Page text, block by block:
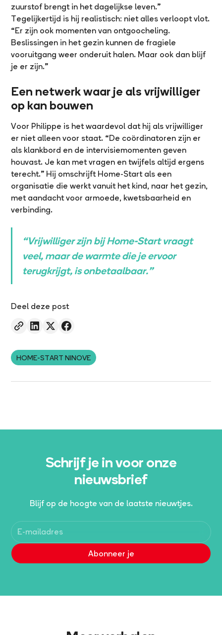
zuurstof brengt in het dagelijkse leven.”
Tegelijkertijd is hij realistisch: niet alles verloopt vlot.
“Er zijn ook momenten van ontgoocheling.
Beslissingen in het gezin kunnen de fragiele
vooruitgang weer onderuit halen. Maar ook dan blijf
je er zijn.”
Een netwerk waar je als vrijwilliger
op kan bouwen
Voor Philippe is het waardevol dat hij als vrijwilliger
er niet alleen voor staat. “De coördinatoren zijn er
als klankbord en de intervisiemomenten geven
houvast. Je kan met vragen en twijfels altijd ergens
terecht.” Hij omschrijft Home-Start als een
organisatie die werkt vanuit het kind, naar het gezin,
met aandacht voor armoede, kwetsbaarheid en
verbinding.
“Vrijwilliger zijn bij Home-Start vraagt
veel, maar de warmte die je ervoor
terugkrijgt, is onbetaalbaar.”
Deel deze post
HOME-START NINOVE
Schrijf je in voor onze
nieuwsbrief
Blijf op de hoogte van de laatste nieuwtjes.